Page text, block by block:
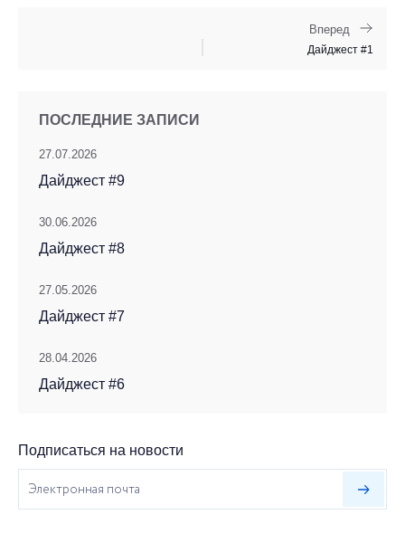
Вперед
Дайджест #1
ПОСЛЕДНИЕ ЗАПИСИ
27.07.2026
Дайджест #9
30.06.2026
Дайджест #8
27.05.2026
Дайджест #7
28.04.2026
Дайджест #6
Подписаться на новости